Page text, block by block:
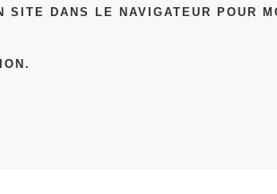
DANS LE NAVIGATEUR POUR